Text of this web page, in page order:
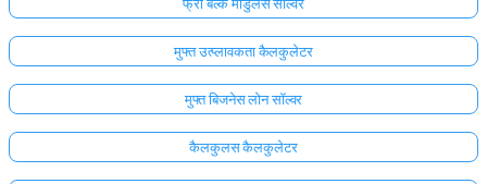
मुफ्त उत्प्लावकता कैलकुलेटर
मुफ्त बिजनेस लोन सॉल्वर
कैलकुलस कैलकुलेटर